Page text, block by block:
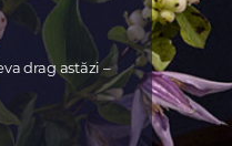
drag astăzi –